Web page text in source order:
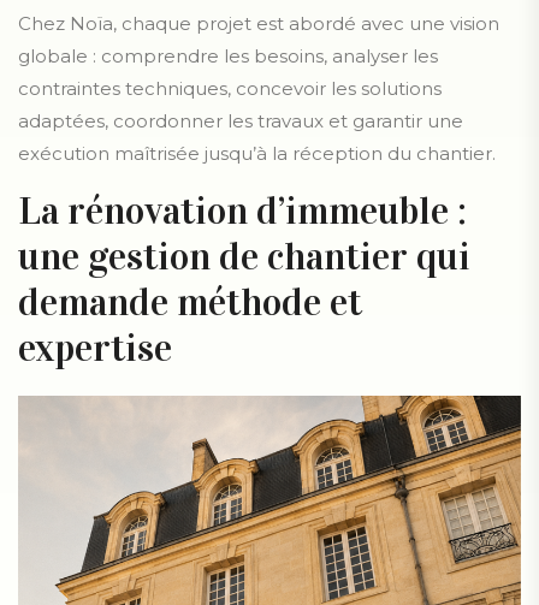
Chez Noïa, chaque projet est abordé avec une vision
globale : comprendre les besoins, analyser les
contraintes techniques, concevoir les solutions
adaptées, coordonner les travaux et garantir une
exécution maîtrisée jusqu’à la réception du chantier.
La rénovation d’immeuble :
une gestion de chantier qui
demande méthode et
expertise